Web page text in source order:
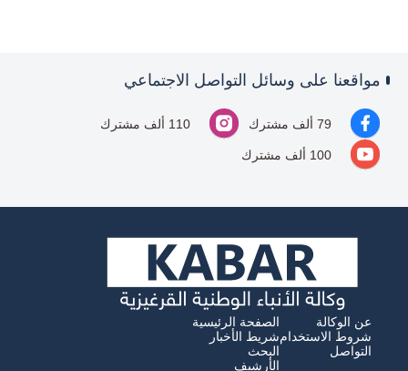
مواقعنا على وسائل التواصل الاجتماعي
79 ألف مشترك 110 ألف مشترك
100 ألف مشترك
عن الوكالة
شروط الاستخدام
التواصل
الصفحة الرئيسية
شريط الأخبار
البحث
الأرشيف